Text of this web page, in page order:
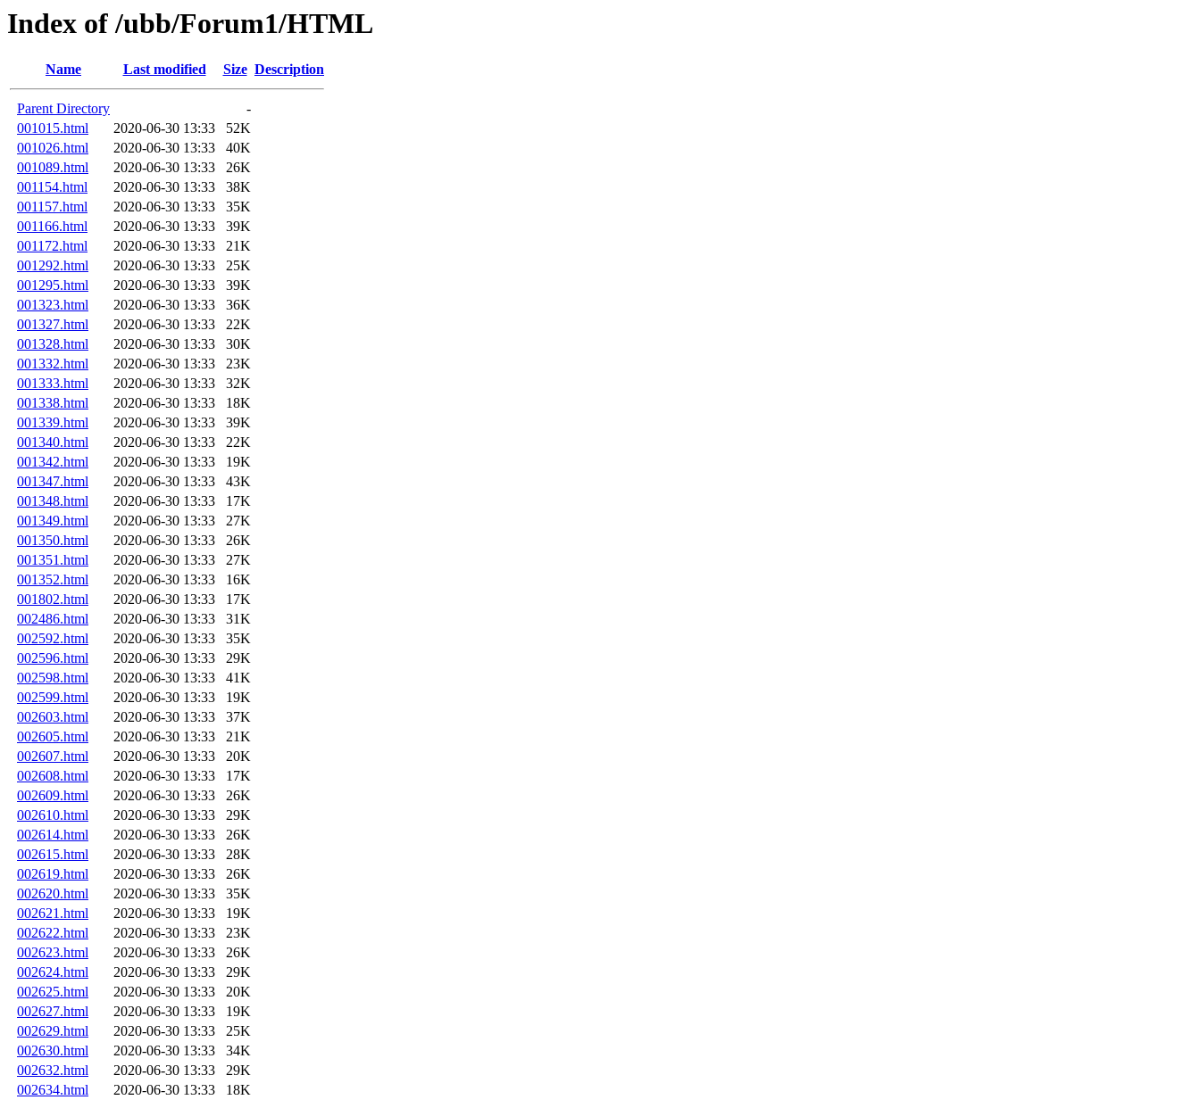
Index of /ubb/Forum1/HTML
Name Last modified Size Description
Parent Directory
-
001015.html
2020-06-30 13:33
52K
001026.html
2020-06-30 13:33
40K
001089.html
2020-06-30 13:33
26K
001154.html
2020-06-30 13:33
38K
001157.html
2020-06-30 13:33
35K
001166.html
2020-06-30 13:33
39K
001172.html
2020-06-30 13:33
21K
001292.html
2020-06-30 13:33
25K
001295.html
2020-06-30 13:33
39K
001323.html
2020-06-30 13:33
36K
001327.html
2020-06-30 13:33
22K
001328.html
2020-06-30 13:33
30K
001332.html
2020-06-30 13:33
23K
001333.html
2020-06-30 13:33
32K
001338.html
2020-06-30 13:33
18K
001339.html
2020-06-30 13:33
39K
001340.html
2020-06-30 13:33
22K
001342.html
2020-06-30 13:33
19K
001347.html
2020-06-30 13:33
43K
001348.html
2020-06-30 13:33
17K
001349.html
2020-06-30 13:33
27K
001350.html
2020-06-30 13:33
26K
001351.html
2020-06-30 13:33
27K
001352.html
2020-06-30 13:33
16K
001802.html
2020-06-30 13:33
17K
002486.html
2020-06-30 13:33
31K
002592.html
2020-06-30 13:33
35K
002596.html
2020-06-30 13:33
29K
002598.html
2020-06-30 13:33
41K
002599.html
2020-06-30 13:33
19K
002603.html
2020-06-30 13:33
37K
002605.html
2020-06-30 13:33
21K
002607.html
2020-06-30 13:33
20K
002608.html
2020-06-30 13:33
17K
002609.html
2020-06-30 13:33
26K
002610.html
2020-06-30 13:33
29K
002614.html
2020-06-30 13:33
26K
002615.html
2020-06-30 13:33
28K
002619.html
2020-06-30 13:33
26K
002620.html
2020-06-30 13:33
35K
002621.html
2020-06-30 13:33
19K
002622.html
2020-06-30 13:33
23K
002623.html
2020-06-30 13:33
26K
002624.html
2020-06-30 13:33
29K
002625.html
2020-06-30 13:33
20K
002627.html
2020-06-30 13:33
19K
002629.html
2020-06-30 13:33
25K
002630.html
2020-06-30 13:33
34K
002632.html
2020-06-30 13:33
29K
002634.html
2020-06-30 13:33
18K